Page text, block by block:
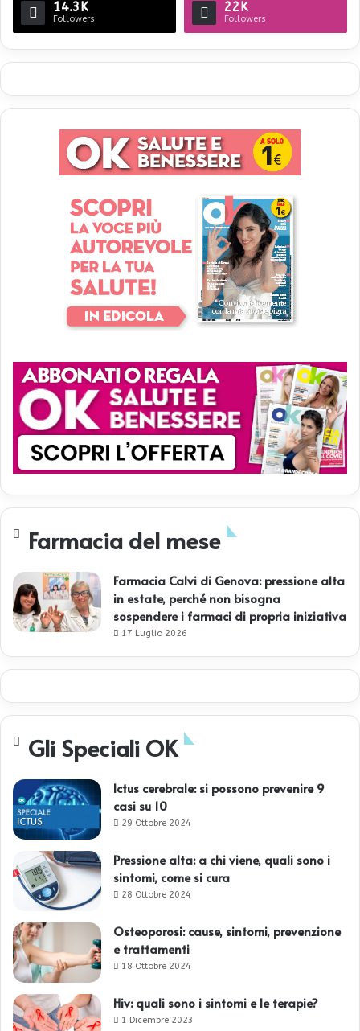
14.3K
Followers
22K
Followers
Farmacia del mese
Farmacia Calvi di Genova: pressione alta
in estate, perché non bisogna
sospendere i farmaci di propria iniziativa
17 Luglio 2026
Gli Speciali OK
Ictus cerebrale: si possono prevenire 9
casi su 10
29 Ottobre 2024
Pressione alta: a chi viene, quali sono i
sintomi, come si cura
28 Ottobre 2024
Osteoporosi: cause, sintomi, prevenzione
e trattamenti
18 Ottobre 2024
Hiv: quali sono i sintomi e le terapie?
1 Dicembre 2023